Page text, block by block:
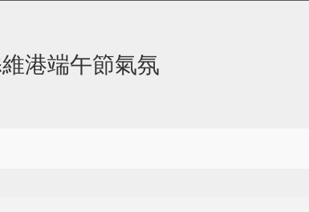
港端午節氣氛